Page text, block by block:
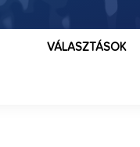
VÁLASZTÁSOK